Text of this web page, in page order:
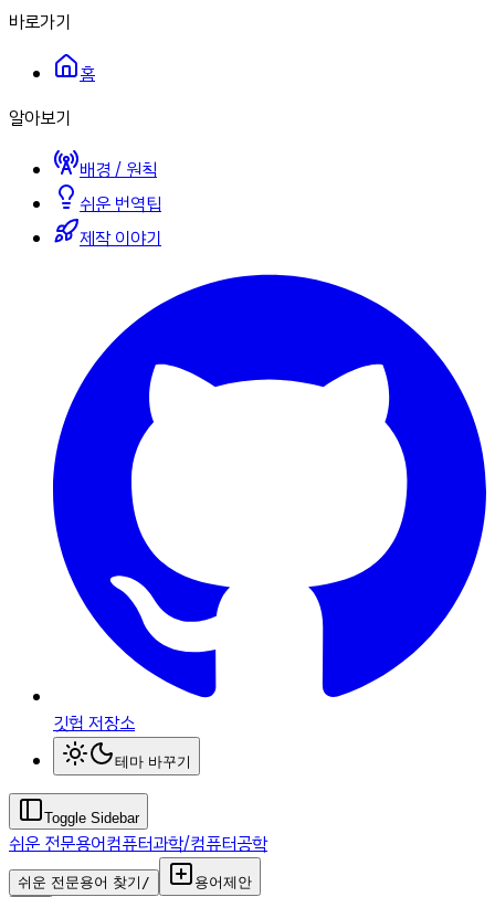
바로가기
홈
알아보기
배경 / 원칙
쉬운 번역팁
제작 이야기
깃헙 저장소
테마 바꾸기
Toggle Sidebar
쉬운 전문용어컴퓨터과학/컴퓨터공학
쉬운 전문용어 찾기 / 용어제안